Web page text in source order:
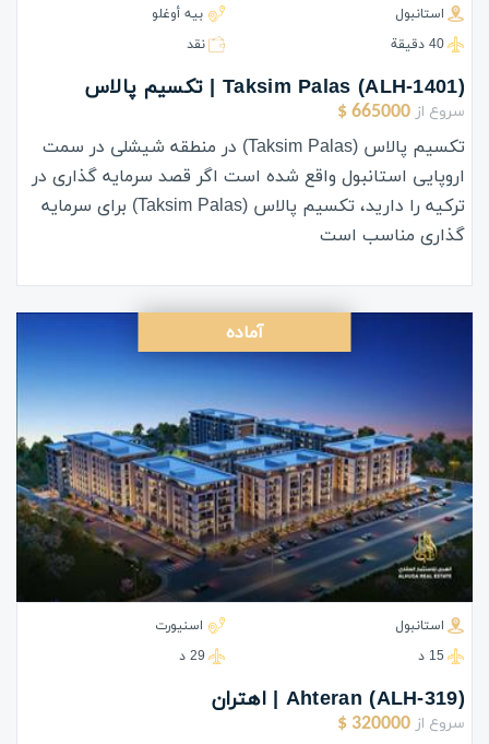
استانبول
بيه أوغلو
40 دقيقة
نقد
(ALH-1401) Taksim Palas | تکسیم پالاس
سروع از 665000 $
تکسیم پالاس (Taksim Palas) در منطقه شیشلی در سمت
اروپایی استانبول واقع شده است اگر قصد سرمایه گذاری در
ترکیه را دارید، تکسیم پالاس (Taksim Palas) برای سرمایه
گذاری مناسب است
آماده
استانبول
اسنیورت
15 د
29 د
(ALH-319) Ahteran | اهتران
سروع از 320000 $